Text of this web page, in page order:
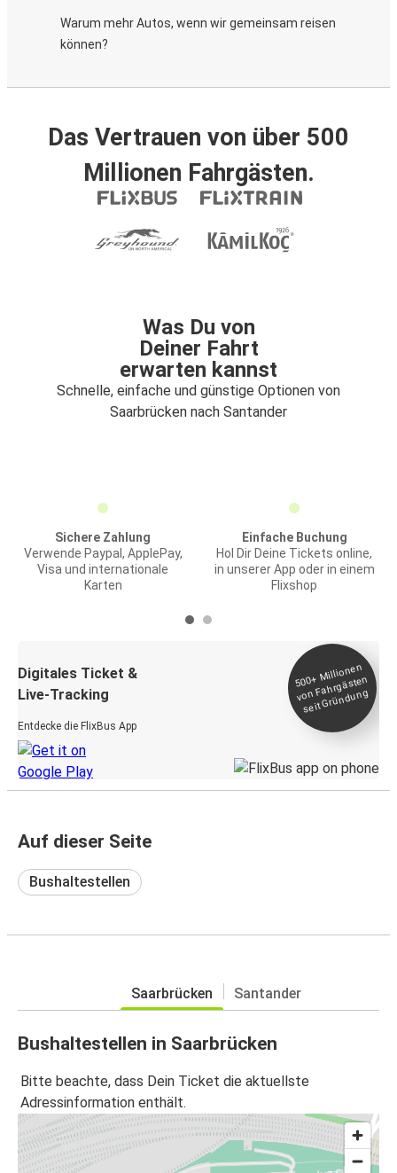
Warum mehr Autos, wenn wir gemeinsam reisen
können?
Das Vertrauen von über 500
Millionen Fahrgästen.
Was Du von
Deiner Fahrt
erwarten kannst
Schnelle, einfache und günstige Optionen von
Saarbrücken nach Santander
Sichere Zahlung
Verwende Paypal, ApplePay,
Visa und internationale
Karten
Einfache Buchung
Hol Dir Deine Tickets online,
in unserer App oder in einem
Flixshop
Digitales Ticket &
Live-Tracking
Entdecke die FlixBus App
500+
Millionen
von Fahrgästen
seit
Gründung
Auf dieser Seite
Bushaltestellen
Saarbrücken Santander
Bushaltestellen in Saarbrücken
Bitte beachte, dass Dein Ticket die aktuellste
Adressinformation enthält.